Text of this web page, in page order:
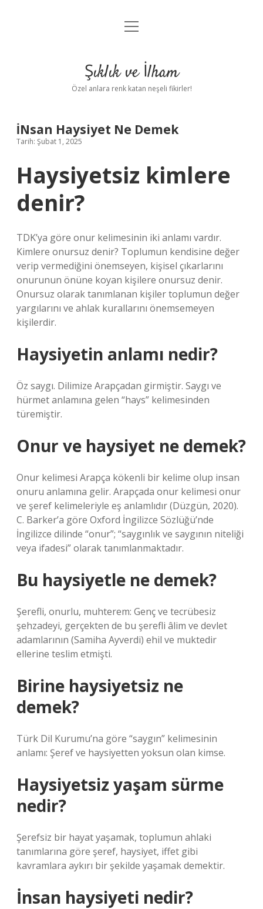
Anasayfa
Yasal Uyarı
menüyü
Şıklık ve İlham
Özel anlara renk katan neşeli fikirler!
İNsan Haysiyet Ne Demek
Tarih: Şubat 1, 2025
Haysiyetsiz kimlere
denir?
TDK’ya göre onur kelimesinin iki anlamı vardır.
Kimlere onursuz denir? Toplumun kendisine değer
verip vermediğini önemseyen, kişisel çıkarlarını
onurunun önüne koyan kişilere onursuz denir.
Onursuz olarak tanımlanan kişiler toplumun değer
yargılarını ve ahlak kurallarını önemsemeyen
kişilerdir.
Haysiyetin anlamı nedir?
Öz saygı. Dilimize Arapçadan girmiştir. Saygı ve
hürmet anlamına gelen “hays” kelimesinden
türemiştir.
Onur ve haysiyet ne demek?
Onur kelimesi Arapça kökenli bir kelime olup insan
onuru anlamına gelir. Arapçada onur kelimesi onur
ve şeref kelimeleriyle eş anlamlıdır (Düzgün, 2020).
C. Barker’a göre Oxford İngilizce Sözlüğü’nde
İngilizce dilinde “onur”; “saygınlık ve saygının niteliği
veya ifadesi” olarak tanımlanmaktadır.
Bu haysiyetle ne demek?
Şerefli, onurlu, muhterem: Genç ve tecrübesiz
şehzadeyi, gerçekten de bu şerefli âlim ve devlet
adamlarının (Samiha Ayverdi) ehil ve muktedir
ellerine teslim etmişti.
Birine haysiyetsiz ne
demek?
Türk Dil Kurumu’na göre “saygın” kelimesinin
anlamı: Şeref ve haysiyetten yoksun olan kimse.
Haysiyetsiz yaşam sürme
nedir?
Şerefsiz bir hayat yaşamak, toplumun ahlaki
tanımlarına göre şeref, haysiyet, iffet gibi
kavramlara aykırı bir şekilde yaşamak demektir.
İnsan haysiyeti nedir?